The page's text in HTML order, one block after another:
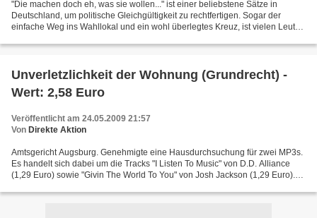
"Die machen doch eh, was sie wollen..." ist einer beliebstene Sätze in
Deutschland, um politische Gleichgültigkeit zu rechtfertigen. Sogar der
einfache Weg ins Wahllokal und ein wohl überlegtes Kreuz, ist vielen Leuten
Unverletzlichkeit der Wohnung (Grundrecht) -
Wert: 2,58 Euro
Veröffentlicht am 24.05.2009 21:57
Von Direkte Aktion
Amtsgericht Augsburg. Genehmigte eine Hausdurchsuchung für zwei MP3s.
Es handelt sich dabei um die Tracks "I Listen To Music" von D.D. Alliance
(1,29 Euro) sowie "Givin The World To You" von Josh Jackson (1,29 Euro).